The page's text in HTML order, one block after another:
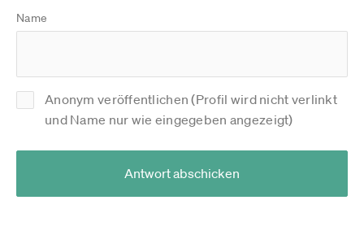
Name
Anonym veröffentlichen (Profil wird nicht verlinkt
und Name nur wie eingegeben angezeigt)
Antwort abschicken